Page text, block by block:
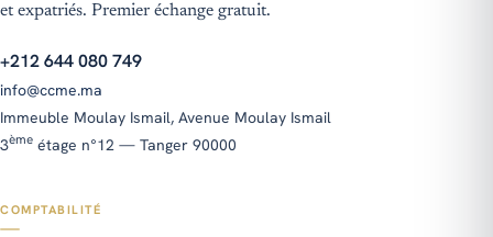
et expatriés. Premier échange gratuit.
+212 644 080 749
info@ccme.ma
Immeuble Moulay Ismail, Avenue Moulay Ismail
3èmeième
étage n°12 — Tanger 90000
COMPTABILITÉ